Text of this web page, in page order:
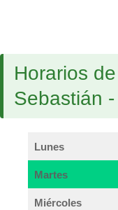
Horarios
Sebastián
Lunes
Martes
Miércoles